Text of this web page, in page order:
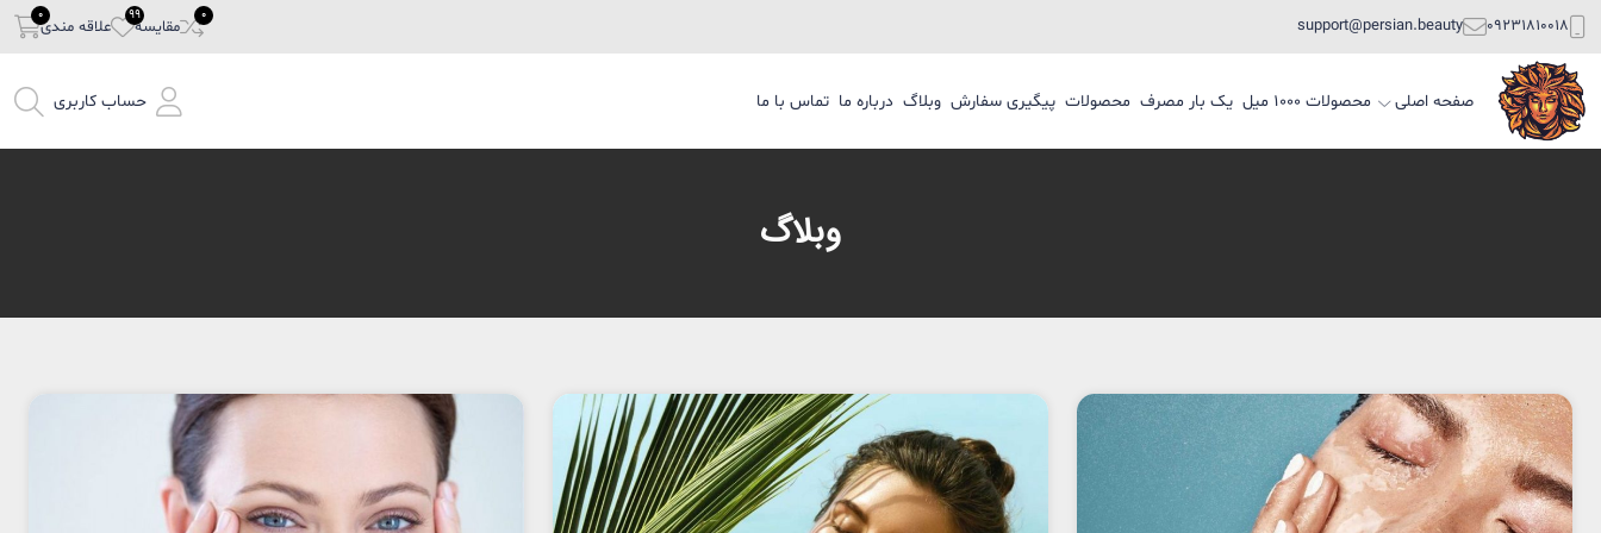
09231810018
support@persian.beauty مقایسه علاقه مندی
صفحه اصلی محصولات 1000 میل یک بار مصرف محصولات پیگیری سفارش وبلاگ درباره ما تماس با ما حساب کاربری
وبلاگ